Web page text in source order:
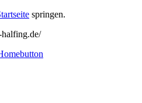
springen.